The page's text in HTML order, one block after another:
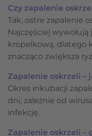
Czy zapalenie
Tak, ostre zapalenie
Najczęściej
kropelkową, dlatego
znacząco zwiększa
Zapalenie oskrzeli –
Okres inkubacji
dni, zależnie od
infekcję.
Zapalenie oskrzeli –